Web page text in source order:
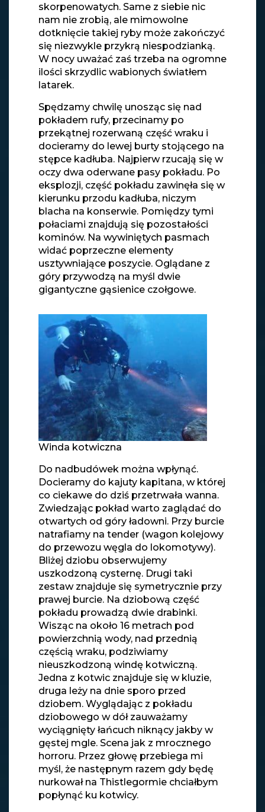
skorpenowatych. Same z siebie nic
nam nie zrobią, ale mimowolne
dotknięcie takiej ryby może zakończyć
się niezwykle przykrą niespodzianką.
W nocy uważać zaś trzeba na ogromne
ilości skrzydlic wabionych światłem
latarek.
Spędzamy chwilę unosząc się nad
pokładem rufy, przecinamy po
przekątnej rozerwaną część wraku i
docieramy do lewej burty stojącego na
stępce kadłuba. Najpierw rzucają się w
oczy dwa oderwane pasy pokładu. Po
eksplozji, część pokładu zawinęła się w
kierunku przodu kadłuba, niczym
blacha na konserwie. Pomiędzy tymi
połaciami znajdują się pozostałości
kominów. Na wywiniętych pasmach
widać poprzeczne elementy
usztywniające poszycie. Oglądane z
góry przywodzą na myśl dwie
gigantyczne gąsienice czołgowe.
Winda kotwiczna
Do nadbudówek można wpłynąć.
Docieramy do kajuty kapitana, w której
co ciekawe do dziś przetrwała wanna.
Zwiedzając pokład warto zaglądać do
otwartych od góry ładowni. Przy burcie
natrafiamy na tender (wagon kolejowy
do przewozu węgla do lokomotywy).
Bliżej dziobu obserwujemy
uszkodzoną cysternę. Drugi taki
zestaw znajduje się symetrycznie przy
prawej burcie. Na dziobową część
pokładu prowadzą dwie drabinki.
Wisząc na około 16 metrach pod
powierzchnią wody, nad przednią
częścią wraku, podziwiamy
nieuszkodzoną windę kotwiczną.
Jedna z kotwic znajduje się w kluzie,
druga leży na dnie sporo przed
dziobem. Wyglądając z pokładu
dziobowego w dół zauważamy
wyciągnięty łańcuch niknący jakby w
gęstej mgle. Scena jak z mrocznego
horroru. Przez głowę przebiega mi
myśl, że następnym razem gdy będę
nurkował na Thistlegormie chciałbym
popłynąć ku kotwicy.